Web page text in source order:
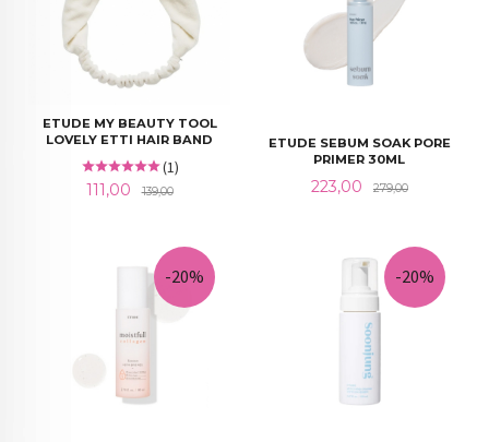
ETUDE MY BEAUTY TOOL
LOVELY ETTI HAIR BAND
(1)
Tilbud
111,00 139,00Rabatt
ETUDE SEBUM SOAK PORE
PRIMER 30ML
Tilbud
223,00 279,00Rabatt
-20% -20%